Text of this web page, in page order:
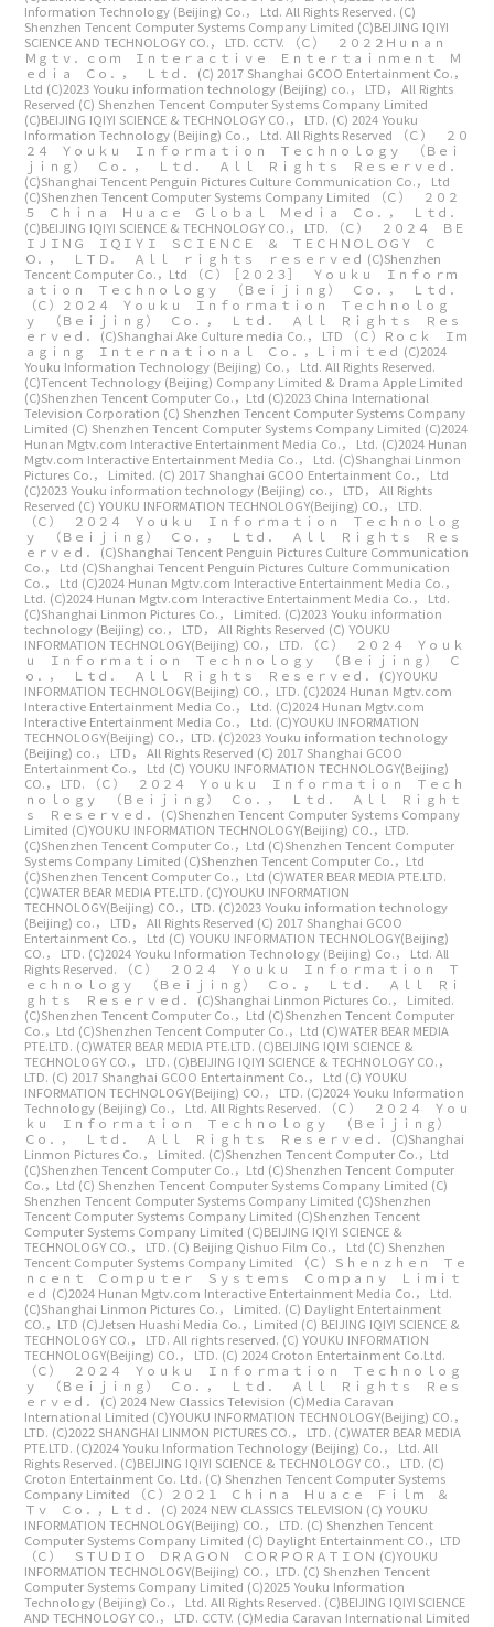
Information Technology (Beijing) Co.， Ltd. All Rights Reserved. (C)
Shenzhen Tencent Computer Systems Company Limited (C)BEIJING IQIYI
SCIENCE AND TECHNOLOGY CO.， LTD. CCTV.
（Ｃ） ２０２２Ｈｕｎａｎ
Ｍｇｔｖ．ｃｏｍ Ｉｎｔｅｒａｃｔｉｖｅ Ｅｎｔｅｒｔａｉｎｍｅｎｔ Ｍ
ｅｄｉａ Ｃｏ．， Ｌｔｄ． (C) 2017 Shanghai GCOO Entertainment Co.，
Ltd (C)2023 Youku information technology (Beijing) co.， LTD， All Rights
Reserved (C) Shenzhen Tencent Computer Systems Company Limited
(C)BEIJING IQIYI SCIENCE & TECHNOLOGY CO.， LTD. (C) 2024 Youku
Information Technology (Beijing) Co.， Ltd. All Rights Reserved
（Ｃ） ２０
２４ Ｙｏｕｋｕ Ｉｎｆｏｒｍａｔｉｏｎ Ｔｅｃｈｎｏｌｏｇｙ （Ｂｅｉ
ｊｉｎｇ） Ｃｏ．， Ｌｔｄ． Ａｌｌ Ｒｉｇｈｔｓ Ｒｅｓｅｒｖｅｄ．
(C)Shanghai Tencent Penguin Pictures Culture Communication Co.， Ltd
(C)Shenzhen Tencent Computer Systems Company Limited
（Ｃ） ２０２
５ Ｃｈｉｎａ Ｈｕａｃｅ Ｇｌｏｂａｌ Ｍｅｄｉａ Ｃｏ．， Ｌｔｄ．
(C)BEIJING IQIYI SCIENCE & TECHNOLOGY CO.， LTD.
（Ｃ） ２０２４ ＢＥ
ＩＪＩＮＧ ＩＱＩＹＩ ＳＣＩＥＮＣＥ ＆ ＴＥＣＨＮＯＬＯＧＹ Ｃ
Ｏ．， ＬＴＤ． Ａｌｌ ｒｉｇｈｔｓ ｒｅｓｅｒｖｅｄ (C)Shenzhen
Tencent Computer Co.，Ltd
（Ｃ）［２０２３］ Ｙｏｕｋｕ Ｉｎｆｏｒｍ
ａｔｉｏｎ Ｔｅｃｈｎｏｌｏｇｙ （Ｂｅｉｊｉｎｇ） Ｃｏ．， Ｌｔｄ．
（Ｃ）２０２４ Ｙｏｕｋｕ Ｉｎｆｏｒｍａｔｉｏｎ Ｔｅｃｈｎｏｌｏｇ
ｙ （Ｂｅｉｊｉｎｇ） Ｃｏ．， Ｌｔｄ． Ａｌｌ Ｒｉｇｈｔｓ Ｒｅｓ
ｅｒｖｅｄ． (C)Shanghai Ake Culture media Co.， LTD
（Ｃ）Ｒｏｃｋ Ｉｍ
ａｇｉｎｇ Ｉｎｔｅｒｎａｔｉｏｎａｌ Ｃｏ．，Ｌｉｍｉｔｅｄ (C)2024
Youku Information Technology (Beijing) Co.， Ltd. All Rights Reserved.
(C)Tencent Technology (Beijing) Company Limited & Drama Apple Limited
(C)Shenzhen Tencent Computer Co.，Ltd (C)2023 China International
Television Corporation (C) Shenzhen Tencent Computer Systems Company
Limited (C) Shenzhen Tencent Computer Systems Company Limited (C)2024
Hunan Mgtv.com Interactive Entertainment Media Co.， Ltd. (C)2024 Hunan
Mgtv.com Interactive Entertainment Media Co.， Ltd. (C)Shanghai Linmon
Pictures Co.， Limited. (C) 2017 Shanghai GCOO Entertainment Co.， Ltd
(C)2023 Youku information technology (Beijing) co.， LTD， All Rights
Reserved (C) YOUKU INFORMATION TECHNOLOGY(Beijing) CO.， LTD.
（Ｃ） ２０２４ Ｙｏｕｋｕ Ｉｎｆｏｒｍａｔｉｏｎ Ｔｅｃｈｎｏｌｏｇ
ｙ （Ｂｅｉｊｉｎｇ） Ｃｏ．， Ｌｔｄ． Ａｌｌ Ｒｉｇｈｔｓ Ｒｅｓ
ｅｒｖｅｄ． (C)Shanghai Tencent Penguin Pictures Culture Communication
Co.， Ltd (C)Shanghai Tencent Penguin Pictures Culture Communication
Co.， Ltd (C)2024 Hunan Mgtv.com Interactive Entertainment Media Co.，
Ltd. (C)2024 Hunan Mgtv.com Interactive Entertainment Media Co.， Ltd.
(C)Shanghai Linmon Pictures Co.， Limited. (C)2023 Youku information
technology (Beijing) co.， LTD， All Rights Reserved (C) YOUKU
INFORMATION TECHNOLOGY(Beijing) CO.， LTD.
（Ｃ） ２０２４ Ｙｏｕｋ
ｕ Ｉｎｆｏｒｍａｔｉｏｎ Ｔｅｃｈｎｏｌｏｇｙ （Ｂｅｉｊｉｎｇ） Ｃ
ｏ．， Ｌｔｄ． Ａｌｌ Ｒｉｇｈｔｓ Ｒｅｓｅｒｖｅｄ． (C)YOUKU
INFORMATION TECHNOLOGY(Beijing) CO.，LTD. (C)2024 Hunan Mgtv.com
Interactive Entertainment Media Co.， Ltd. (C)2024 Hunan Mgtv.com
Interactive Entertainment Media Co.， Ltd. (C)YOUKU INFORMATION
TECHNOLOGY(Beijing) CO.，LTD. (C)2023 Youku information technology
(Beijing) co.， LTD， All Rights Reserved (C) 2017 Shanghai GCOO
Entertainment Co.， Ltd (C) YOUKU INFORMATION TECHNOLOGY(Beijing)
CO.， LTD.
（Ｃ） ２０２４ Ｙｏｕｋｕ Ｉｎｆｏｒｍａｔｉｏｎ Ｔｅｃｈ
ｎｏｌｏｇｙ （Ｂｅｉｊｉｎｇ） Ｃｏ．， Ｌｔｄ． Ａｌｌ Ｒｉｇｈｔ
ｓ Ｒｅｓｅｒｖｅｄ． (C)Shenzhen Tencent Computer Systems Company
Limited (C)YOUKU INFORMATION TECHNOLOGY(Beijing) CO.，LTD.
(C)Shenzhen Tencent Computer Co.，Ltd (C)Shenzhen Tencent Computer
Systems Company Limited (C)Shenzhen Tencent Computer Co.，Ltd
(C)Shenzhen Tencent Computer Co.，Ltd (C)WATER BEAR MEDIA PTE.LTD.
(C)WATER BEAR MEDIA PTE.LTD. (C)YOUKU INFORMATION
TECHNOLOGY(Beijing) CO.，LTD. (C)2023 Youku information technology
(Beijing) co.， LTD， All Rights Reserved (C) 2017 Shanghai GCOO
Entertainment Co.， Ltd (C) YOUKU INFORMATION TECHNOLOGY(Beijing)
CO.， LTD. (C)2024 Youku Information Technology (Beijing) Co.， Ltd. All
Rights Reserved.
（Ｃ） ２０２４ Ｙｏｕｋｕ Ｉｎｆｏｒｍａｔｉｏｎ Ｔ
ｅｃｈｎｏｌｏｇｙ （Ｂｅｉｊｉｎｇ） Ｃｏ．， Ｌｔｄ． Ａｌｌ Ｒｉ
ｇｈｔｓ Ｒｅｓｅｒｖｅｄ． (C)Shanghai Linmon Pictures Co.， Limited.
(C)Shenzhen Tencent Computer Co.，Ltd (C)Shenzhen Tencent Computer
Co.，Ltd (C)Shenzhen Tencent Computer Co.，Ltd (C)WATER BEAR MEDIA
PTE.LTD. (C)WATER BEAR MEDIA PTE.LTD. (C)BEIJING IQIYI SCIENCE &
TECHNOLOGY CO.， LTD. (C)BEIJING IQIYI SCIENCE & TECHNOLOGY CO.，
LTD. (C) 2017 Shanghai GCOO Entertainment Co.， Ltd (C) YOUKU
INFORMATION TECHNOLOGY(Beijing) CO.， LTD. (C)2024 Youku Information
Technology (Beijing) Co.， Ltd. All Rights Reserved.
（Ｃ） ２０２４ Ｙｏｕ
ｋｕ Ｉｎｆｏｒｍａｔｉｏｎ Ｔｅｃｈｎｏｌｏｇｙ （Ｂｅｉｊｉｎｇ）
Ｃｏ．， Ｌｔｄ． Ａｌｌ Ｒｉｇｈｔｓ Ｒｅｓｅｒｖｅｄ． (C)Shanghai
Linmon Pictures Co.， Limited. (C)Shenzhen Tencent Computer Co.，Ltd
(C)Shenzhen Tencent Computer Co.，Ltd (C)Shenzhen Tencent Computer
Co.，Ltd (C) Shenzhen Tencent Computer Systems Company Limited (C)
Shenzhen Tencent Computer Systems Company Limited (C)Shenzhen
Tencent Computer Systems Company Limited (C)Shenzhen Tencent
Computer Systems Company Limited (C)BEIJING IQIYI SCIENCE &
TECHNOLOGY CO.， LTD. (C) Beijing Qishuo Film Co.， Ltd (C) Shenzhen
Tencent Computer Systems Company Limited
（Ｃ）Ｓｈｅｎｚｈｅｎ Ｔｅ
ｎｃｅｎｔ Ｃｏｍｐｕｔｅｒ Ｓｙｓｔｅｍｓ Ｃｏｍｐａｎｙ Ｌｉｍｉｔ
ｅｄ (C)2024 Hunan Mgtv.com Interactive Entertainment Media Co.， Ltd.
(C)Shanghai Linmon Pictures Co.， Limited. (C) Daylight Entertainment
CO.，LTD (C)Jetsen Huashi Media Co.，Limited (C) BEIJING IQIYI SCIENCE &
TECHNOLOGY CO.， LTD. All rights reserved. (C) YOUKU INFORMATION
TECHNOLOGY(Beijing) CO.， LTD. (C) 2024 Croton Entertainment Co.Ltd.
（Ｃ） ２０２４ Ｙｏｕｋｕ Ｉｎｆｏｒｍａｔｉｏｎ Ｔｅｃｈｎｏｌｏｇ
ｙ （Ｂｅｉｊｉｎｇ） Ｃｏ．， Ｌｔｄ． Ａｌｌ Ｒｉｇｈｔｓ Ｒｅｓ
ｅｒｖｅｄ． (C) 2024 New Classics Television (C)Media Caravan
International Limited (C)YOUKU INFORMATION TECHNOLOGY(Beijing) CO.，
LTD. (C)2022 SHANGHAI LINMON PICTURES CO.， LTD. (C)WATER BEAR MEDIA
PTE.LTD. (C)2024 Youku Information Technology (Beijing) Co.， Ltd. All
Rights Reserved. (C)BEIJING IQIYI SCIENCE & TECHNOLOGY CO.， LTD. (C)
Croton Entertainment Co. Ltd. (C) Shenzhen Tencent Computer Systems
Company Limited
（Ｃ）２０２１ Ｃｈｉｎａ Ｈｕａｃｅ Ｆｉｌｍ ＆
Ｔｖ Ｃｏ．，Ｌｔｄ． (C) 2024 NEW CLASSICS TELEVISION (C) YOUKU
INFORMATION TECHNOLOGY(Beijing) CO.， LTD. (C) Shenzhen Tencent
Computer Systems Company Limited (C) Daylight Entertainment CO.，LTD
（Ｃ） ＳＴＵＤＩＯ ＤＲＡＧＯＮ ＣＯＲＰＯＲＡＴＩＯＮ (C)YOUKU
INFORMATION TECHNOLOGY(Beijing) CO.，LTD. (C) Shenzhen Tencent
Computer Systems Company Limited (C)2025 Youku Information
Technology (Beijing) Co.， Ltd. All Rights Reserved. (C)BEIJING IQIYI SCIENCE
AND TECHNOLOGY CO.， LTD. CCTV. (C)Media Caravan International Limited